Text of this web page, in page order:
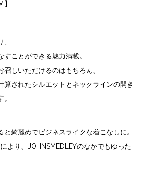
ことができる魅力満載。
召しいただけるのはもちろん、
算されたシルエットとネックラインの開き
と綺麗めでビジネスライクな着こなしに。
より、JOHNSMEDLEYのなかでもゆった